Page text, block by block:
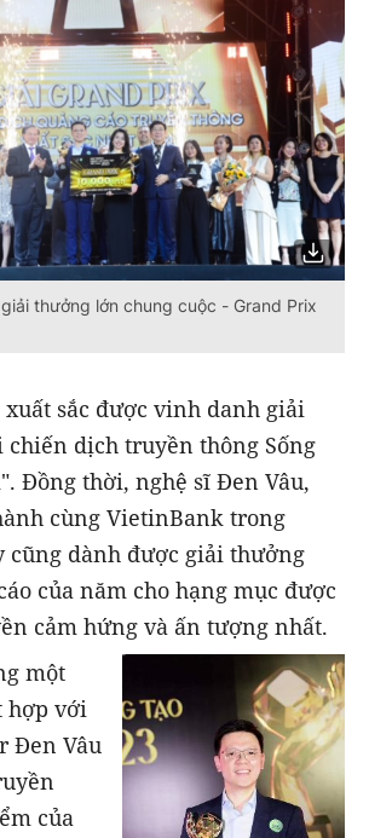
thưởng lớn chung cuộc - Grand Prix
sắc được vinh danh giải
chiến dịch truyền thông Sống
Đồng thời, nghệ sĩ Đen Vâu,
cùng VietinBank trong
cũng dành được giải thưởng
của năm cho hạng mục được
cảm hứng và ấn tượng nhất.
một
hợp với
Đen Vâu
của